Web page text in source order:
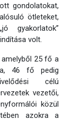
gondolatokat,
ötleteket,
gyakorlatok”
volt.
25 fő a
46 fő pedig
célú
vezetői,
közül
azokra a